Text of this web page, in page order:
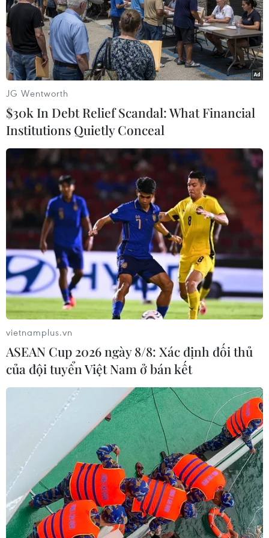
Bình Phước: Tiêu hủy hàng trăm kg mỡ, da
lợn bốc mùi hôi thối
20/06/2019 07:23
Cơ quan chức năng phát hiện trong tủ đông của cơ sở
giết mổ gia súc Lê Thúc Tuấn (ở ấp Cầu 2, xã Đồng
Tiến, huyện Đồng Phú, Bình Phước) có 130kg mỡ, da lợn
đã biến đổi màu sắc, bốc mùi hôi thối.
Sơn La: Tiêu hủy hàng nghìn vũ khí, vật
liệu nổ và công cụ hỗ trợ
19/04/2020 04:16
Từ năm 2018 đến nay, Công an tỉnh Sơn La đã thu hồi
JG Wentworth
$30k In Debt Relief Scandal: What Financial
Institutions Quietly Conceal
vietnamplus.vn
ASEAN Cup 2026 ngày 8/8: Xác định đối thủ
của đội tuyển Việt Nam ở bán kết